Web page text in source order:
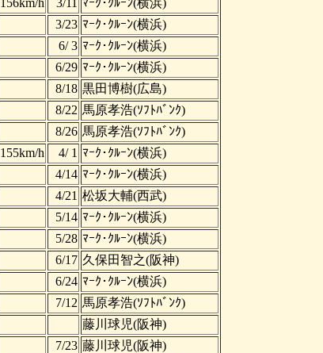
156km/h
3/11 ﾏｰｸ･ｸﾙｰﾝ(横浜)
3/23 ﾏｰｸ･ｸﾙｰﾝ(横浜)
6/ 3 ﾏｰｸ･ｸﾙｰﾝ(横浜)
6/29 ﾏｰｸ･ｸﾙｰﾝ(横浜)
8/18 黒田博樹(広島)
8/22 馬原孝浩(ｿﾌﾄﾊﾞﾝｸ)
8/26 馬原孝浩(ｿﾌﾄﾊﾞﾝｸ)
155km/h
4/ 1 ﾏｰｸ･ｸﾙｰﾝ(横浜)
4/14 ﾏｰｸ･ｸﾙｰﾝ(横浜)
4/21 松坂大輔(西武)
5/14 ﾏｰｸ･ｸﾙｰﾝ(横浜)
5/28 ﾏｰｸ･ｸﾙｰﾝ(横浜)
6/17 久保田智之(阪神)
6/24 ﾏｰｸ･ｸﾙｰﾝ(横浜)
7/12 馬原孝浩(ｿﾌﾄﾊﾞﾝｸ)
藤川球児(阪神)
7/23 藤川球児(阪神)